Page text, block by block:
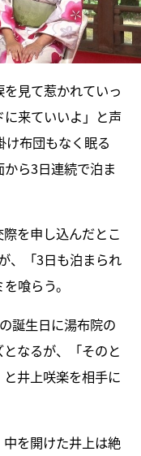
見て惹かれていっ
来ていいよ」と声
布団もなく眠る
ら3日連続で泊ま
を申し込んだとこ
、「3日も泊まられ
喰らう。
誕生日に湯布院の
なるが、「そのと
井上咲楽を相手に
を開けた井上は絶